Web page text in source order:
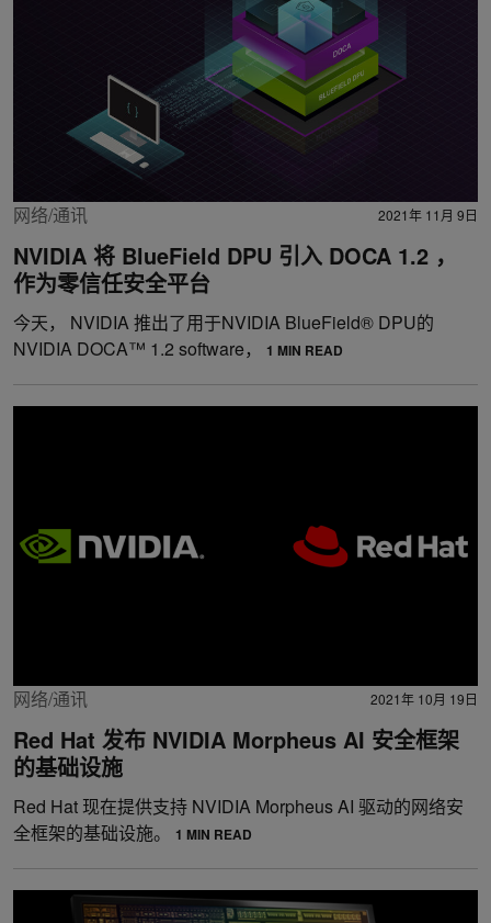
网络/通讯 2021年 11月 9日
NVIDIA 将 BlueField DPU 引入 DOCA 1.2 ，
作为零信任安全平台
今天， NVIDIA 推出了用于NVIDIA BlueField® DPU的
NVIDIA DOCA™ 1.2 software，
1 MIN READ
网络/通讯 2021年 10月 19日
Red Hat 发布 NVIDIA Morpheus AI 安全框架
的基础设施
Red Hat 现在提供支持 NVIDIA Morpheus AI 驱动的网络安
全框架的基础设施。
1 MIN READ